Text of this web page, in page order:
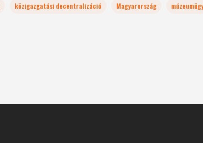
közigazgatási decentralizáció Magyarország